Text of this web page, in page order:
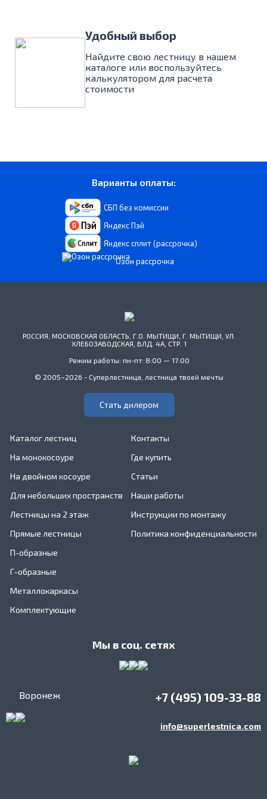
Удобный выбор
Найдите свою лестницу в нашем
каталоге или воспользуйтесь
калькулятором для расчета
стоимости
Варианты оплаты:
СБП без комиссии
Яндекс Пэй
Яндекс сплит (рассрочка)
Озон рассрочка
РОССИЯ, МОСКОВСКАЯ ОБЛАСТЬ, Г.О. МЫТИЩИ, Г. МЫТИЩИ, УЛ.
ХЛЕБОЗАВОДСКАЯ, ВЛД. 4А, СТР. 1
Режим работы: пн-пт: 8:00 — 17:00
© 2005–2026 - Суперлестница, лестница твоей мечты
Стать дилером
Каталог лестниц
На монокосоуре
На двойном косоуре
Для небольших пространств
Лестницы на 2 этаж
Прямые лестницы
П-образные
Г-образные
Металлокаркасы
Комплектующие
Контакты
Где купить
Статьи
Наши работы
Инструкции по монтажу
Политика конфиденциальности
Мы в соц. сетях
Воронеж +7 (495) 109-33-88
info@superlestnica.com